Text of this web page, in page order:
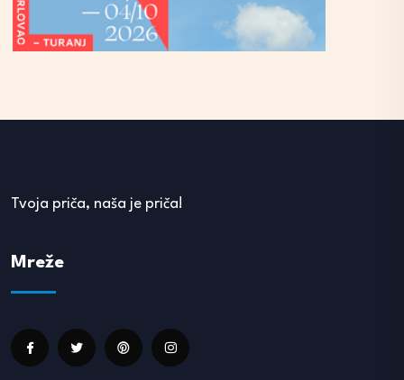
Tvoja priča, naša je priča!
Mreže